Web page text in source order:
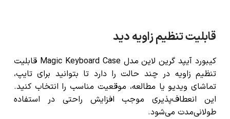
قابلیت تنظیم زاویه دید
کیبورد آیپد گرین لاین مدل Magic Keyboard Case قابلیت
تنظیم زاویه در چند حالت را دارد تا بتوانید برای تایپ،
تماشای ویدیو یا مطالعه، موقعیت مناسب را انتخاب کنید.
این انعطاف‌پذیری موجب افزایش راحتی در استفاده
طولانی‌مدت می‌شود.